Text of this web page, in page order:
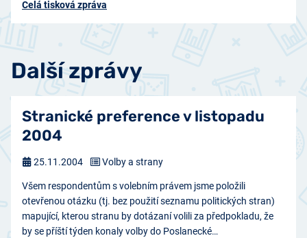
Celá tisková zpráva
Další zprávy
Stranické preference v listopadu
2004
Všem respondentům s volebním právem jsme položili
otevřenou otázku (tj. bez použití seznamu politických stran)
mapující, kterou stranu by dotázaní volili za předpokladu, že
by se příští týden konaly volby do Poslanecké…
25.11.2004 Volby a strany